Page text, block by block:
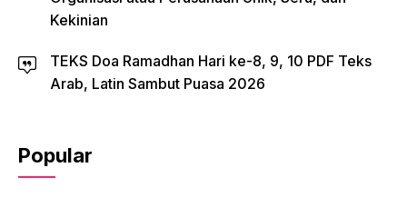
Kekinian
TEKS Doa Ramadhan Hari ke-8, 9, 10 PDF Teks
Arab, Latin Sambut Puasa 2026
Popular